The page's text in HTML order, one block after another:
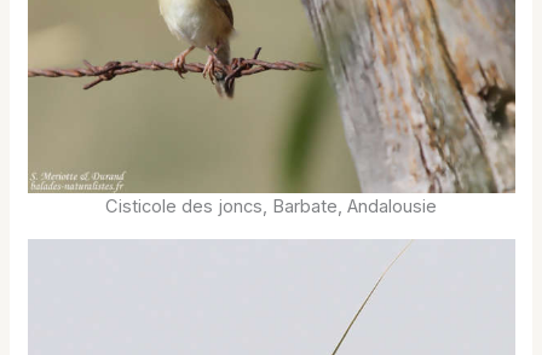
Cisticole des joncs, Barbate, Andalousie